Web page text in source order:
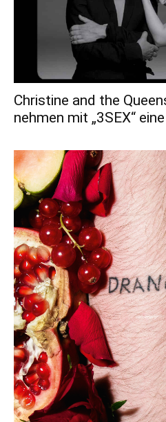
Christine and the
nehmen mit „3SEX“